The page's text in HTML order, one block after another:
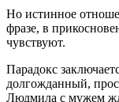
Но истинное
фразе, в
чувствуют.
Парадокс
долгожданный,
Людмила с мужем